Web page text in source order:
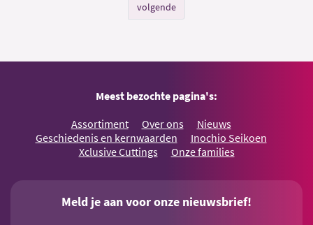
volgende
Meest bezochte pagina's:
Assortiment Over ons
Nieuws
Geschiedenis en kernwaarden
Inochio Seikoen
Xclusive Cuttings
Onze families
Meld je aan voor onze nieuwsbrief!